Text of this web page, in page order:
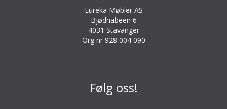
Eureka Møbler AS
Bjødnabeen 6
4031 Stavanger
Org nr 928 004 090
Følg oss!